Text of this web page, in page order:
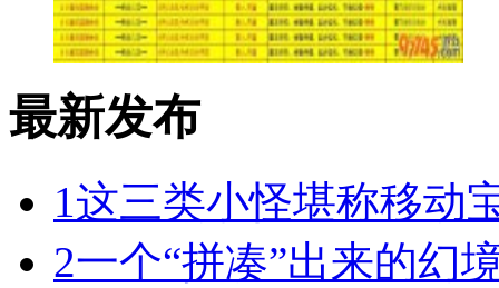
最新发布
1这三类小怪堪称移动
2一个“拼凑”出来的幻